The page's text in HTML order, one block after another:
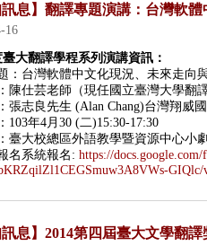
訊息】翻譯專題演講：台灣軟
16
臺大翻譯學程系列演講資訊：
：台灣軟體中文化現況、未來走向
陳仕芸老師（現任國立臺灣大學翻
張志良先生 (Alan Chang)台灣翔威
年4月30 (二)15:30-17:30
大校總區外語教學暨資源中心小
名系統報名: https://
GIQlc/
訊息】2014第四屆臺大文學翻